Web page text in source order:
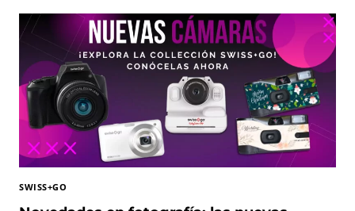
D
M
O
M
E
N
T
O
O
R
U
M
F
E
S
T
E
A
S
M
I
N
I
C
Á
R
SWISS+GO